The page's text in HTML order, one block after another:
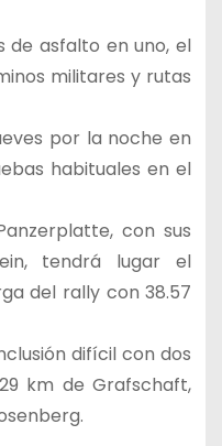
de asfalto en uno, el
militares y rutas
por la noche en
habituales en el
con sus
tendrá lugar el
del rally con 38.57
difícil con dos
km de Grafschaft,